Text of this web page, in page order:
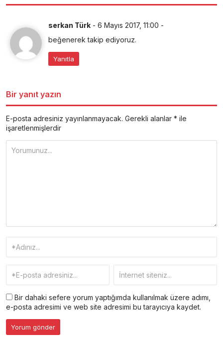
serkan Türk - 6 Mayıs 2017, 11:00 -
beğenerek takip ediyoruz.
Yanıtla
Bir yanıt yazın
E-posta adresiniz yayınlanmayacak. Gerekli alanlar * ile
işaretlenmişlerdir
Bir dahaki sefere yorum yaptığımda kullanılmak üzere adımı,
e-posta adresimi ve web site adresimi bu tarayıcıya kaydet.